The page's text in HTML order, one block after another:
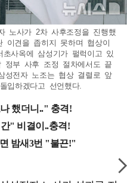
노사가 2차 사후조정을 진행했
이견을 좁히지 못하며 협상이
사옥에 삼성기가 펄럭이고 있
정부 사후 조정 절차에서도 끝
성전자 노조는 협상 결렬로 앞
입하겠다고 선언했다.